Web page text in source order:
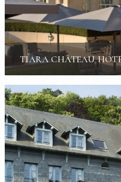
TIARA CHÂTEAU